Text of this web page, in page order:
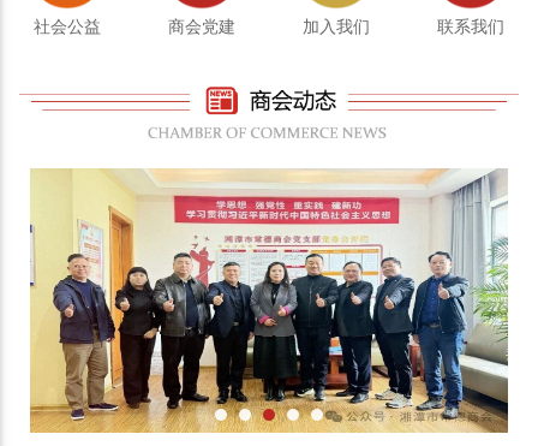
社会公益 商会党建 加入我们 联系我们